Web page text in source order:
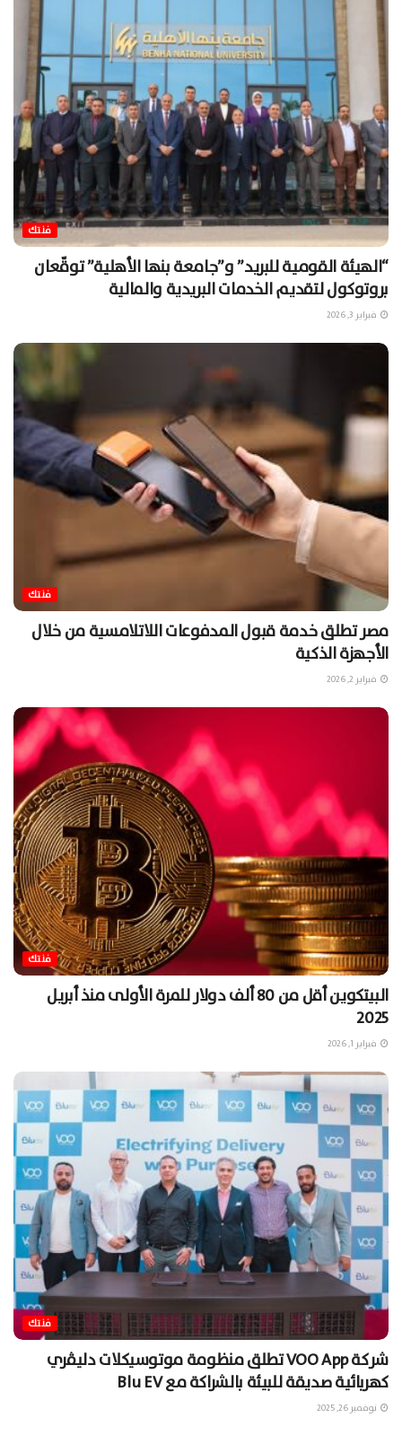
فنتك
“الهيئة القومية للبريد” و”جامعة بنها الأهلية” توقّعان
بروتوكول لتقديم الخدمات البريدية والمالية
فبراير 3, 2026
فنتك
مصر تطلق خدمة قبول المدفوعات اللاتلامسية من خلال
الأجهزة الذكية
فبراير 2, 2026
فنتك
البيتكوين أقل من 80 ألف دولار للمرة الأولى منذ أبريل
2025
فبراير 1, 2026
فنتك
شركة VOO App تطلق منظومة موتوسيكلات دليڤري
كهربائية صديقة للبيئة بالشراكة مع Blu EV
نوفمبر 26, 2025